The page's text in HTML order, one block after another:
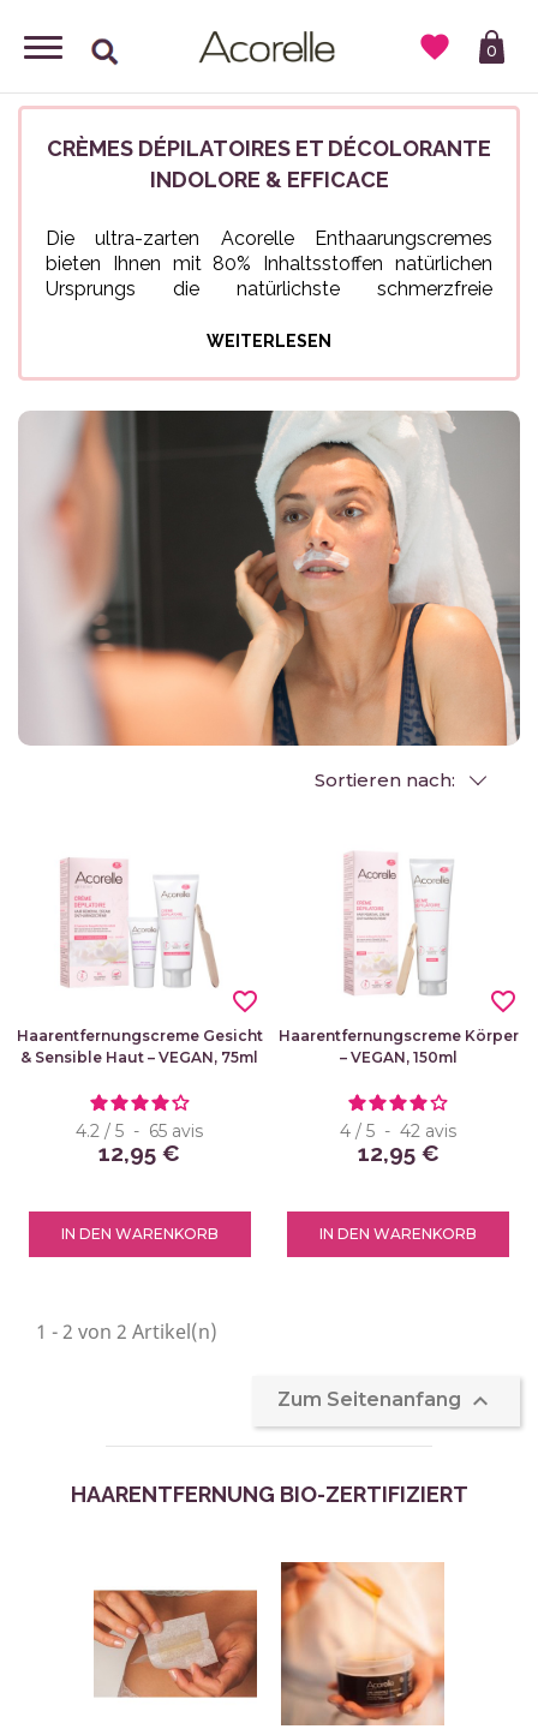
0

CRÈMES DÉPILATOIRES ET DÉCOLORANTE
INDOLORE & EFFICACE
Die ultra-zarten Acorelle Enthaarungscremes
bieten Ihnen mit 80% Inhaltsstoffen natürlichen
Ursprungs die natürlichste schmerzfreie
wurden speziell für die empfindlichste Haut
75ml-Größe für das Gesicht und empfindliche
Bereiche (Oberlippe, Augenbrauen, Achselhöhle
oder Bikinizone) und eine 150ml-Größe für den
Körper (Beine, Bauch, Arme...). Diese natürliche,
beruhigende Formel garantiert Ihnen eine schnelle
und perfekte Haarentfernung in aller Sicherheit.
WEITERLESEN
Sortieren nach:
Haarentfernungscreme Gesicht
& Sensible Haut – VEGAN, 75ml
4.2 / 5 - 65 avis
12,95 €
IN DEN WARENKORB
favorite_border
Haarentfernungscreme Körper
– VEGAN, 150ml
4 / 5 - 42 avis
12,95 €
IN DEN WARENKORB
favorite_border
1 - 2 von 2 Artikel(n)
Zum Seitenanfang 
HAARENTFERNUNG BIO-ZERTIFIZIERT